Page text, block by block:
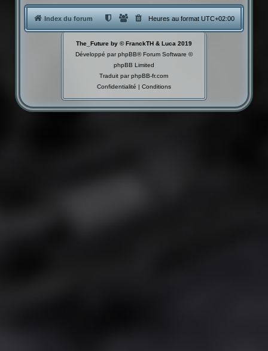
r
Index du forum Heures au formatUTC+02:00
The_Future by © FranckTH & Luca 2019
Développé parphpBB® Forum Software ©
phpBB Limited
Traduit parphpBB-fr.com
Confidentialité | Conditions